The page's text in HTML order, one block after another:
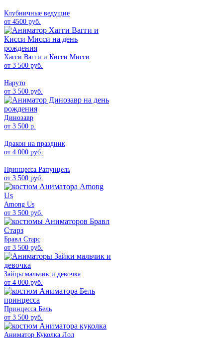
Клубничные ведущие
от 4500 руб.
Хагги Вагги и Кисси Мисси
от 3 500 руб.
Наруто
от 3 500 руб.
Динозавр
от 3 500 р.
Дракон на праздник
от 4 000 руб.
Принцесса Рапунцель
от 3 500 руб.
Among Us
от 3 500 руб.
Бравл Старс
от 3 500 руб.
Зайцы мальчик и девочка
от 4 000 руб.
Принцесса Бель
от 3 500 руб.
Аниматор Куколка Лол